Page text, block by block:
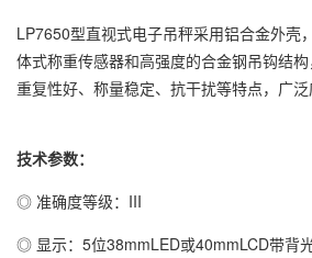
LP7650型直视式电子吊秤采用铝合金外壳
体式称重传感器和高强度的合金钢吊钩结构
重复性好、称量稳定、抗干扰等特点，广泛
技术参数：
◎ 准确度等级：III
◎ 显示：5位38mmLED或40mmLCD带背